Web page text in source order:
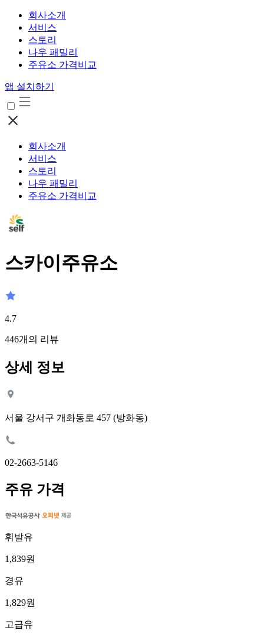
회사소개
서비스
스토리
나우 패밀리
주유소 가격비교
앱 설치하기
회사소개
서비스
스토리
나우 패밀리
주유소 가격비교
스카이주유소
4.7
446개의 리뷰
상세 정보
서울 강서구 개화동로 457 (방화동)
02-2663-5146
주유 가격
휘발유
1,839원
경유
1,829원
고급유